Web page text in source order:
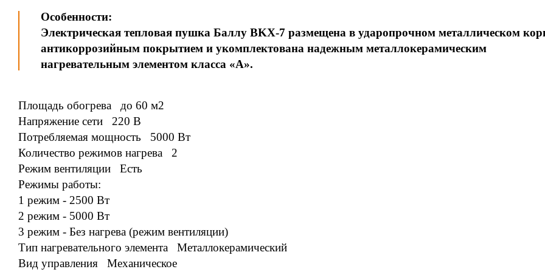
Особенности:
Электрическая тепловая пушка Баллу BKX-7 размещена в ударопрочном металлическом
антикоррозийным покрытием и укомплектована надежным металлокерамическим
нагревательным элементом класса «А».
Площадь обогрева до 60 м2
Напряжение сети 220 В
Потребляемая мощность 5000 Вт
Количество режимов нагрева 2
Режим вентиляции Есть
Режимы работы:
1 режим - 2500 Вт
2 режим - 5000 Вт
3 режим - Без нагрева (режим вентиляции)
Тип нагревательного элемента Металлокерамический
Вид управления Механическое